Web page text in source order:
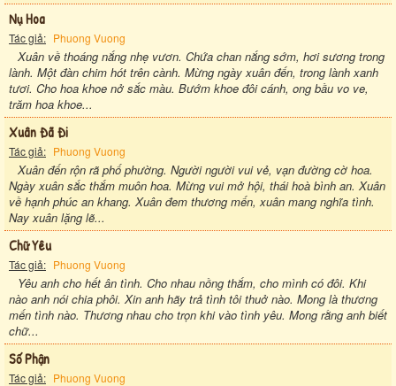
Nụ Hoa
Tác giả: Phuong Vuong
Xuân về thoáng nắng nhẹ vươn. Chứa chan nắng sớm, hơi sương trong
lành. Một đàn chim hót trên cành. Mừng ngày xuân đến, trong lành xanh
tươi. Cho hoa khoe nở sắc màu. Bướm khoe đôi cánh, ong bầu vo ve,
trăm hoa khoe...
Xuân Đã Đi
Tác giả: Phuong Vuong
Xuân đến rộn rã phố phường. Người người vui vẻ, vạn đường cờ hoa.
Ngày xuân sắc thắm muôn hoa. Mừng vui mở hội, thái hoà bình an. Xuân
về hạnh phúc an khang. Xuân đem thương mến, xuân mang nghĩa tình.
Nay xuân lặng lẽ...
Chữ Yêu
Tác giả: Phuong Vuong
Yêu anh cho hết ân tình. Cho nhau nồng thắm, cho mình có đôi. Khi
nào anh nói chia phôi. Xin anh hãy trả tình tôi thuở nào. Mong là thương
mến tình nào. Thương nhau cho trọn khi vào tình yêu. Mong rằng anh biết
chữ...
Số Phận
Tác giả: Phuong Vuong